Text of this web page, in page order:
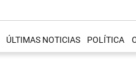
ÚLTIMAS NOTICIAS POLÍTICA